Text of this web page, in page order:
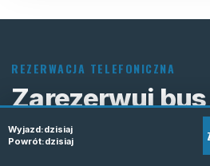
REZERWACJA TELEFONICZNA
Zarezerwuj
Niemiec
Wyjazd:dzisiaj
Powrót:dzisiaj